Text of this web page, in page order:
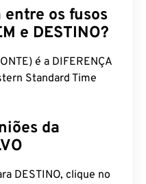
os fusos
e DESTINO?
é a DIFERENÇA
Standard Time
da
DESTINO, clique no